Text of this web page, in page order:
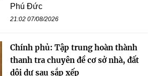
Phú Đức
21:02 07/08/2026
Chính phủ: Tập trung hoàn thành
thanh tra chuyên đề cơ sở nhà, đất
dôi dư sau sắp xếp